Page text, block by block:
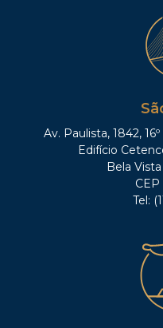
Av. Paulista, 1842,
Edifício
Bela
CEP
Tel: